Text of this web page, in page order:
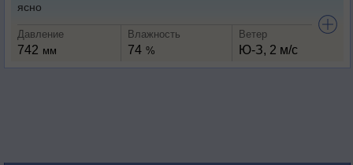
ясно
Давление
742 мм
Влажность
74 %
Ветер
Ю-З, 2 м/с